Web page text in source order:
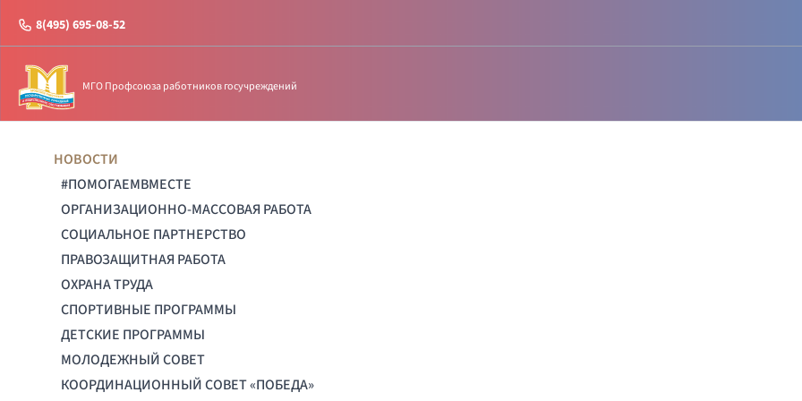
8(495) 695-08-52
МГО Профсоюза работников госучреждений
НОВОСТИ
#ПОМОГАЕМВМЕСТЕ
ОРГАНИЗАЦИОННО-МАССОВАЯ РАБОТА
СОЦИАЛЬНОЕ ПАРТНЕРСТВО
ПРАВОЗАЩИТНАЯ РАБОТА
ОХРАНА ТРУДА
СПОРТИВНЫЕ ПРОГРАММЫ
ДЕТСКИЕ ПРОГРАММЫ
МОЛОДЕЖНЫЙ СОВЕТ
КООРДИНАЦИОННЫЙ СОВЕТ «ПОБЕДА»